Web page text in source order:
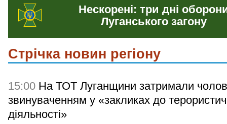
Нескорені: три дні
Луганського загону
Стрічка новин регіону
15:00 На ТОТ Луганщини затримали
звинуваченням у «закликах до
діяльності»